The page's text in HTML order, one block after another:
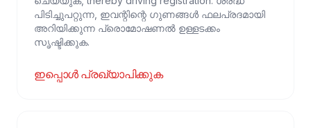
പിടിച്ചുപറ്റുന്ന, ഇവന്റിന്റെ ഗുണങ്ങൾ ഫലപ്രദമായി
അറിയിക്കുന്ന പ്രൊമോഷണൽ ഉള്ളടക്കം
സൃഷ്ടിക്കുക.
ഇപ്പൊള്‍ പ്രഖ്യാപിക്കുക